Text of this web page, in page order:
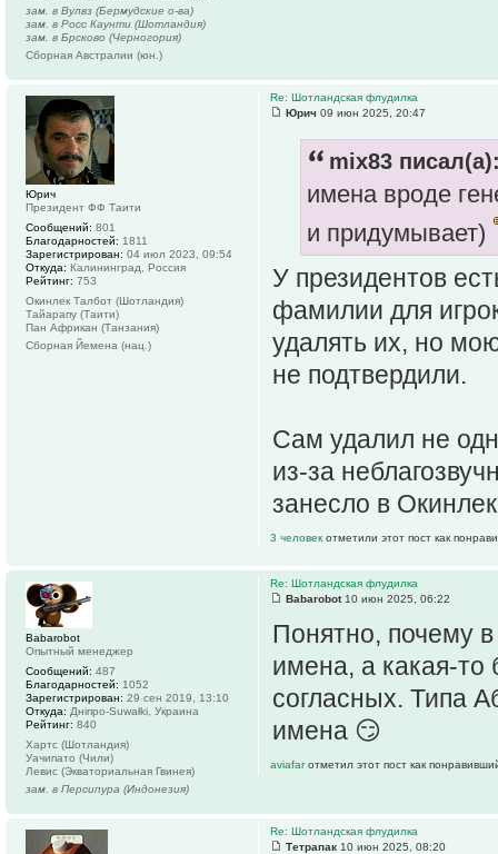
зам. в Вулвз (Бермудские о-ва)
зам. в Росс Каунти (Шотландия)
зам. в Брсково (Черногория)
Сборная Австралии (юн.)
Re: Шотландская флудилка
Юрич 09 июн 2025, 20:47
mix83
имена вроде
и придумывает)
У президентов
фамилии для
удалять их, но
не подтвердили.
Сам удалил не
из-за
занесло в
3 человек отметили этот пост как
Юрич
Президент ФФ Таити
Сообщений: 801
Благодарностей: 1811
Зарегистрирован: 04 июл 2023, 09:54
Откуда: Калининград, Россия
Рейтинг: 753
Окинлек Талбот (Шотландия)
Тайарапу (Таити)
Пан Африкан (Танзания)
Сборная Йемена (нац.)
Re: Шотландская флудилка
Babarobot10 июн 2025, 06:22
Понятно, почему
имена, а какая-
согласных. Типа
имена 😏
aviafarотметил этот пост как
Babarobot
Опытный менеджер
Сообщений: 487
Благодарностей: 1052
Зарегистрирован: 29 сен 2019, 13:10
Откуда: Дніпро-Suwałki, Украина
Рейтинг: 840
Хартс (Шотландия)
Уачипато (Чили)
Левис (Экваториальная Гвинея)
зам. в Персипура (Индонезия)
Re: Шотландская флудилка
Тетрапак 10 июн 2025, 08:20